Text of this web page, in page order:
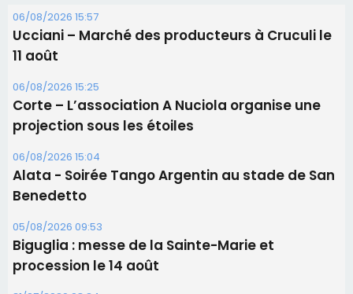
06/08/2026 15:04
Alata - Soirée Tango Argentin au stade de San
Benedetto
05/08/2026 09:53
Biguglia : messe de la Sainte-Marie et
procession le 14 août
31/07/2026 08:24
Tennis - Début ce week-end du tournoi du
RCPV
31/07/2026 08:22
82ème anniversaire de la disparition du
Commandant Antoine de Saint Exupery